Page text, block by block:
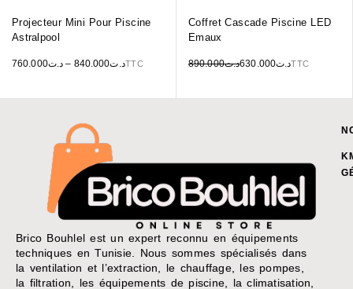
Projecteur Mini Pour Piscine
Astralpool
د.ت760.000 – د.ت840.000 TTC
Coffret Cascade Piscine LED
Emaux
د.ت890.000 د.ت630.000 TTC
Brico Bouhlel est un expert reconnu en équipements
techniques en Tunisie. Nous sommes spécialisés dans
la ventilation et l’extraction, le chauffage, les pompes,
la filtration, les équipements de piscine, la climatisation,